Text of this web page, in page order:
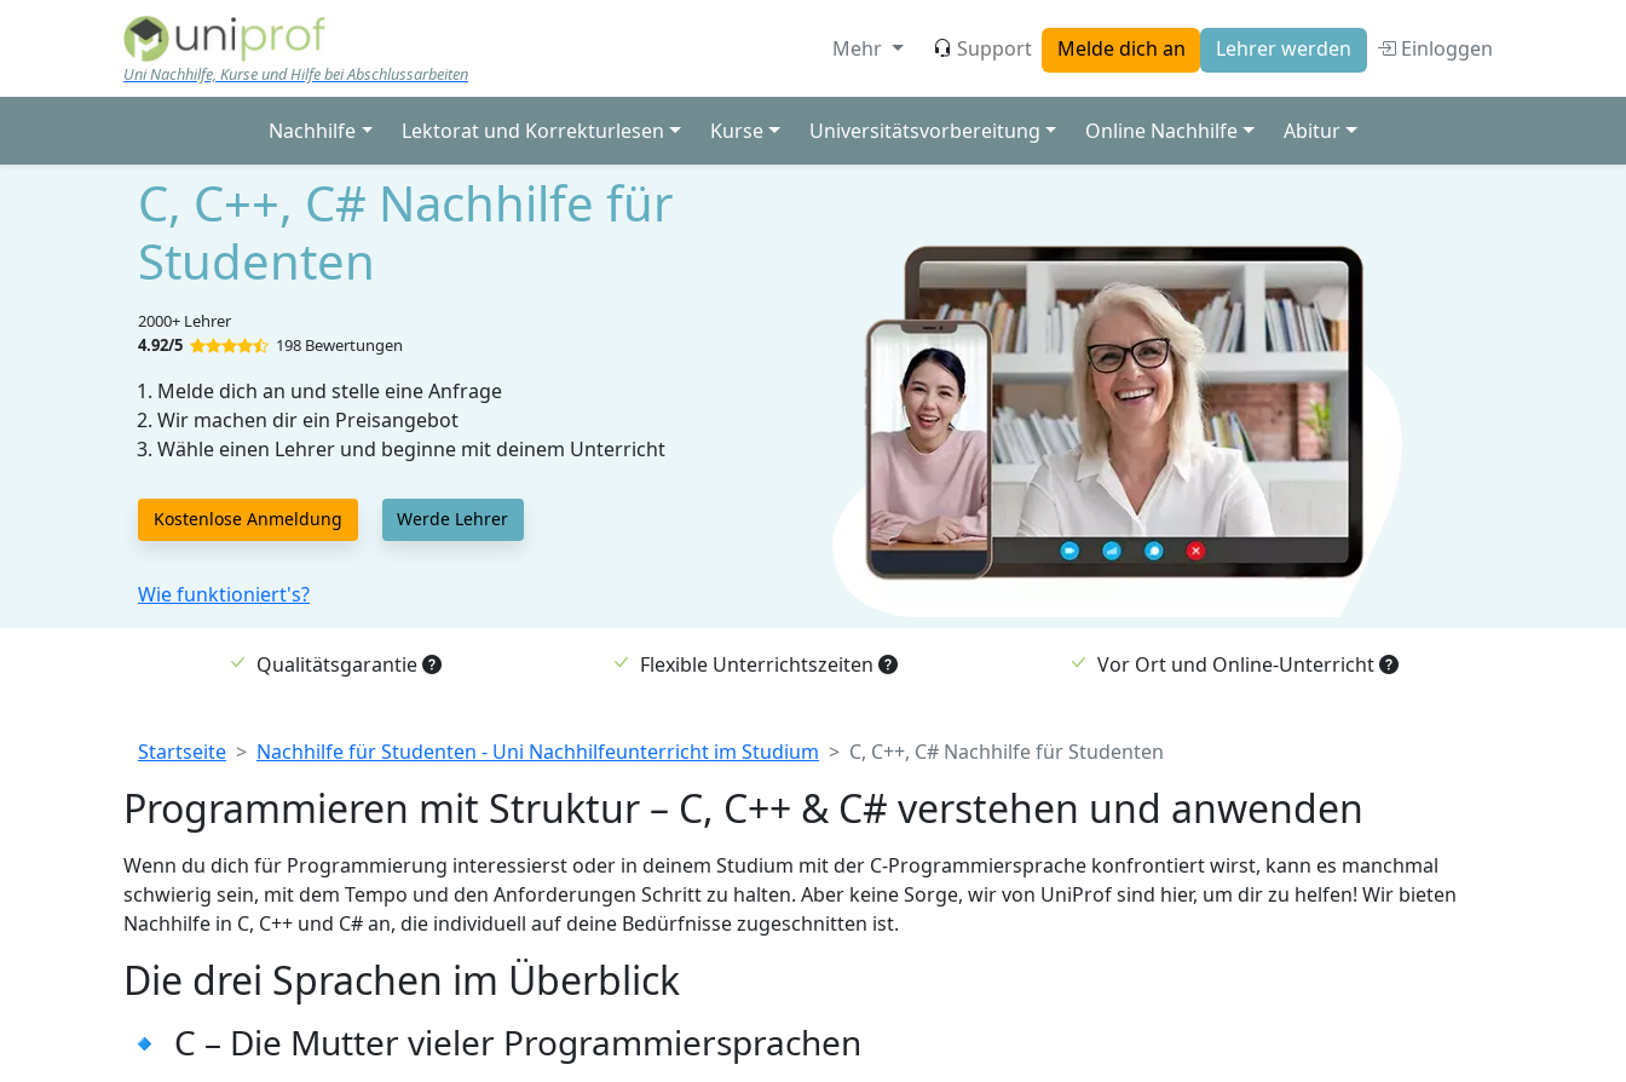
Skip to main content
Uni Nachhilfe, Kurse und Hilfe bei Abschlussarbeiten
Mehr Support Melde dich an Lehrer werden Einloggen
Nachhilfe Lektorat und Korrekturlesen Kurse Universitätsvorbereitung Online Nachhilfe Abitur
C, C++, C# Nachhilfe für
Studenten
2000+ Lehrer
4.92/5
198 Bewertungen
Melde dich an und stelle eine Anfrage
Wir machen dir ein Preisangebot
Wähle einen Lehrer und beginne mit deinem Unterricht
Kostenlose Anmeldung Werde Lehrer
Wie funktioniert's?
Qualitätsgarantie Flexible Unterrichtszeiten Vor Ort und Online-Unterricht
Breadcrumb
Startseite Nachhilfe für Studenten - Uni Nachhilfeunterricht im Studium C, C++, C# Nachhilfe für Studenten
Programmieren mit Struktur – C, C++ & C# verstehen und anwenden
Wenn du dich für Programmierung interessierst oder in deinem Studium mit der C-Programmiersprache konfrontiert wirst, kann es manchmal
schwierig sein, mit dem Tempo und den Anforderungen Schritt zu halten. Aber keine Sorge, wir von UniProf sind hier, um dir zu helfen! Wir bieten
Nachhilfe in C, C++ und C# an, die individuell auf deine Bedürfnisse zugeschnitten ist.
Die drei Sprachen im Überblick
🔹 C – Die Mutter vieler Programmiersprachen